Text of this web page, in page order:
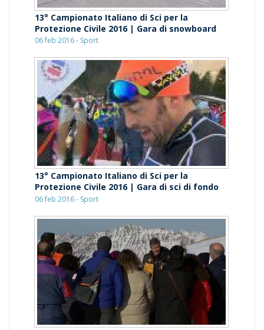
13° Campionato Italiano di Sci per la
Protezione Civile 2016 | Gara di snowboard
06 feb 2016 - Sport
13° Campionato Italiano di Sci per la
Protezione Civile 2016 | Gara di sci di fondo
06 feb 2016 - Sport